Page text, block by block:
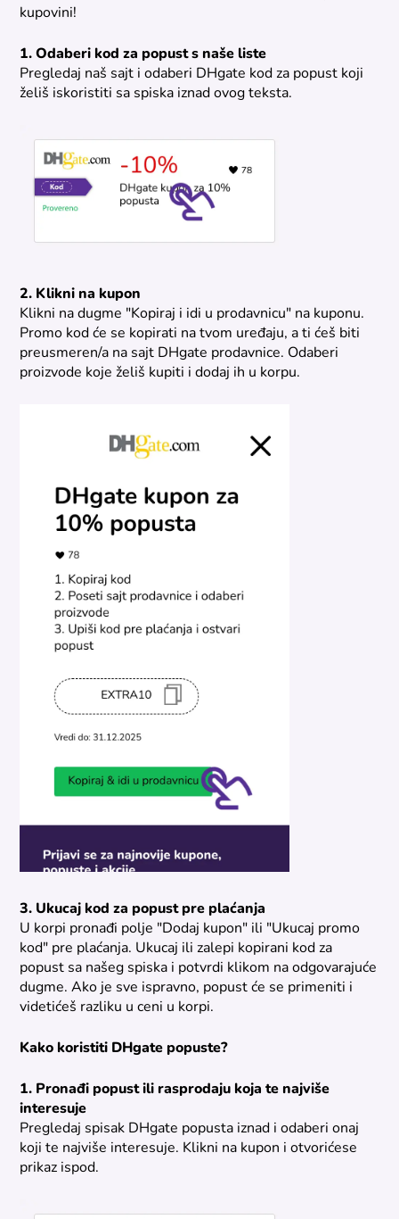
kupovini!
1. Odaberi kod za popust s naše liste
Pregledaj naš sajt i odaberi DHgate kod za popust koji
želiš iskoristiti sa spiska iznad ovog teksta.
2. Klikni na kupon
Klikni na dugme "Kopiraj i idi u prodavnicu" na kuponu.
Promo kod će se kopirati na tvom uređaju, a ti ćeš biti
preusmeren/a na sajt DHgate prodavnice. Odaberi
proizvode koje želiš kupiti i dodaj ih u korpu.
3. Ukucaj kod za popust pre plaćanja
U korpi pronađi polje "Dodaj kupon" ili "Ukucaj promo
kod" pre plaćanja. Ukucaj ili zalepi kopirani kod za
popust sa našeg spiska i potvrdi klikom na odgovarajuće
dugme. Ako je sve ispravno, popust će se primeniti i
videtićeš razliku u ceni u korpi.
Kako koristiti DHgate popuste?
1. Pronađi popust ili rasprodaju koja te najviše
interesuje
Pregledaj spisak DHgate popusta iznad i odaberi onaj
koji te najviše interesuje. Klikni na kupon i otvorićese
prikaz ispod.